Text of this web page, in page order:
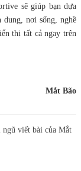
sẽ giúp bạn dựa
dung, nơi sống, nghề
thị tất cả ngay trên
Mắt Bão
ngũ viết bài của Mắt